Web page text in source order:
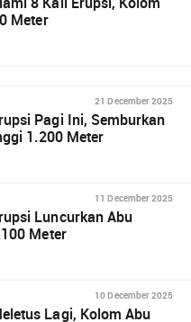
Meter
21 December 2025
Pagi Ini, Semburkan
1.200 Meter
11 December 2025
Luncurkan Abu
Meter
10 December 2025
Lagi, Kolom Abu